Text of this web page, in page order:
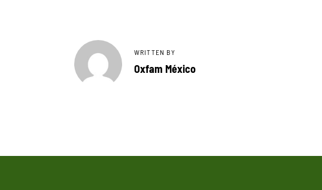
WRITTEN BY
Oxfam México